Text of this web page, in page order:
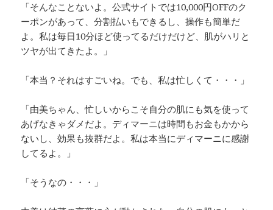
「そんなことないよ。公式サイトでは10,000円OFFのク
ーポンがあって、分割払いもできるし、操作も簡単だ
よ。私は毎日10分ほど使ってるだけだけど、肌がハリと
ツヤが出てきたよ。」
「本当？それはすごいね。でも、私は忙しくて・・・」
「由美ちゃん、忙しいからこそ自分の肌にも気を使って
あげなきゃダメだよ。ディマーニは時間もお金もかから
ないし、効果も抜群だよ。私は本当にディマーニに感謝
してるよ。」
「そうなの・・・」